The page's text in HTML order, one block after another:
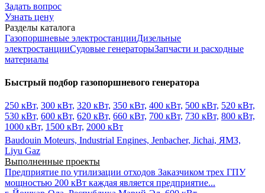
Задать вопрос
Узнать цену
Разделы каталога
Газопоршневые электростанцииДизельные
электростанцииСудовые генераторыЗапчасти и расходные
материалы
Быстрый подбор газопоршневого генератора
250 кВт, 300 кВт, 320 кВт, 350 кВт, 400 кВт, 500 кВт, 520 кВт,
530 кВт, 600 кВт, 620 кВт, 660 кВт, 700 кВт, 730 кВт, 800 кВт,
1000 кВт, 1500 кВт, 2000 кВт
Baudouin Moteurs, Industrial Engines, Jenbacher, Jichai, ЯМЗ,
Liyu Gaz
Выполненные проекты
Предприятие по утилизации отходов Заказчиком трех ГПУ
мощностью 200 кВт каждая является предприятие...